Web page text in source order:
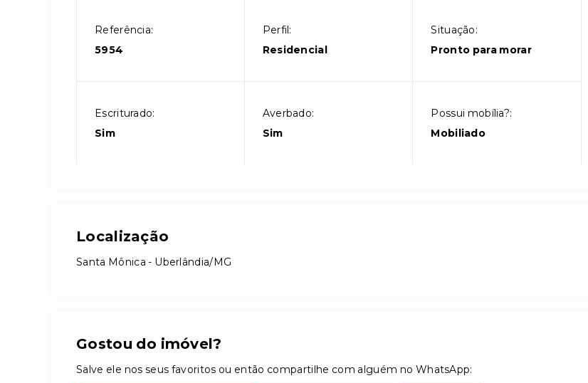
Referência:
5954
Perfil:
Residencial
Situação:
Pronto para morar
Escriturado:
Sim
Averbado:
Sim
Possui mobília?:
Mobiliado
Localização
Santa Mônica - Uberlândia/MG
Gostou do imóvel?
Salve ele nos seus favoritos ou então compartilhe com alguém no WhatsApp: